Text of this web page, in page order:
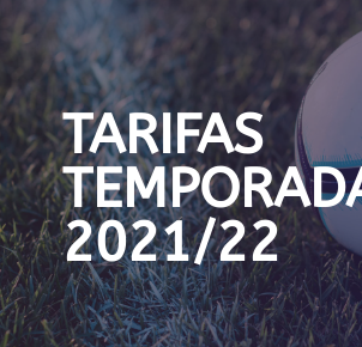
TARIFAS
2021/22